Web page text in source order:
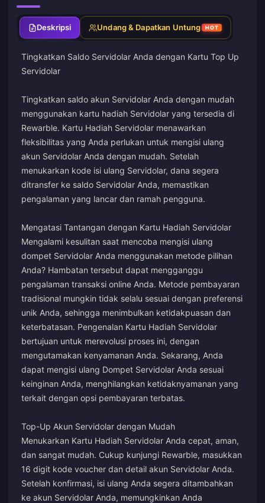
Deskripsi Undang & Dapatkan Untung HOT
Tingkatkan Saldo Servidolar Anda dengan Kartu Top Up
Servidolar
Tingkatkan saldo akun Servidolar Anda dengan mudah
menggunakan kartu hadiah Servidolar yang tersedia di
Rewarble. Kartu Hadiah Servidolar menawarkan
fleksibilitas yang Anda perlukan untuk mengisi ulang
akun Servidolar Anda dengan mudah. Setelah
menukarkan kode isi ulang Servidolar, dana segera
ditransfer ke saldo Servidolar Anda, memastikan
pengalaman yang lancar dan ramah pengguna.
Mengatasi Tantangan dengan Kartu Hadiah Servidolar
Mengalami kesulitan saat mencoba mengisi ulang
dompet Servidolar Anda menggunakan metode pilihan
Anda? Hambatan tersebut dapat mengganggu
pengalaman transaksi online Anda. Metode pembayaran
tradisional mungkin tidak selalu sesuai dengan preferensi
unik Anda, sehingga menimbulkan ketidakpuasan dan
keterbatasan. Pengenalan Kartu Hadiah Servidolar
bertujuan untuk merevolusi proses ini, dengan
mengutamakan kenyamanan Anda. Sekarang, Anda
dapat mengisi ulang Dompet Servidolar Anda sesuai
keinginan Anda, menghilangkan ketidaknyamanan yang
terkait dengan opsi pembayaran terbatas.
Top-Up Akun Servidolar dengan Mudah
Menukarkan Kartu Hadiah Servidolar Anda cepat, aman,
dan sangat mudah. Cukup kunjungi Rewarble, masukkan
16 digit kode voucher dan detail akun Servidolar Anda.
Setelah konfirmasi, isi ulang Anda segera ditambahkan
ke akun Servidolar Anda, memungkinkan Anda